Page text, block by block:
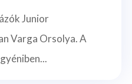
Junior
Varga Orsolya. A